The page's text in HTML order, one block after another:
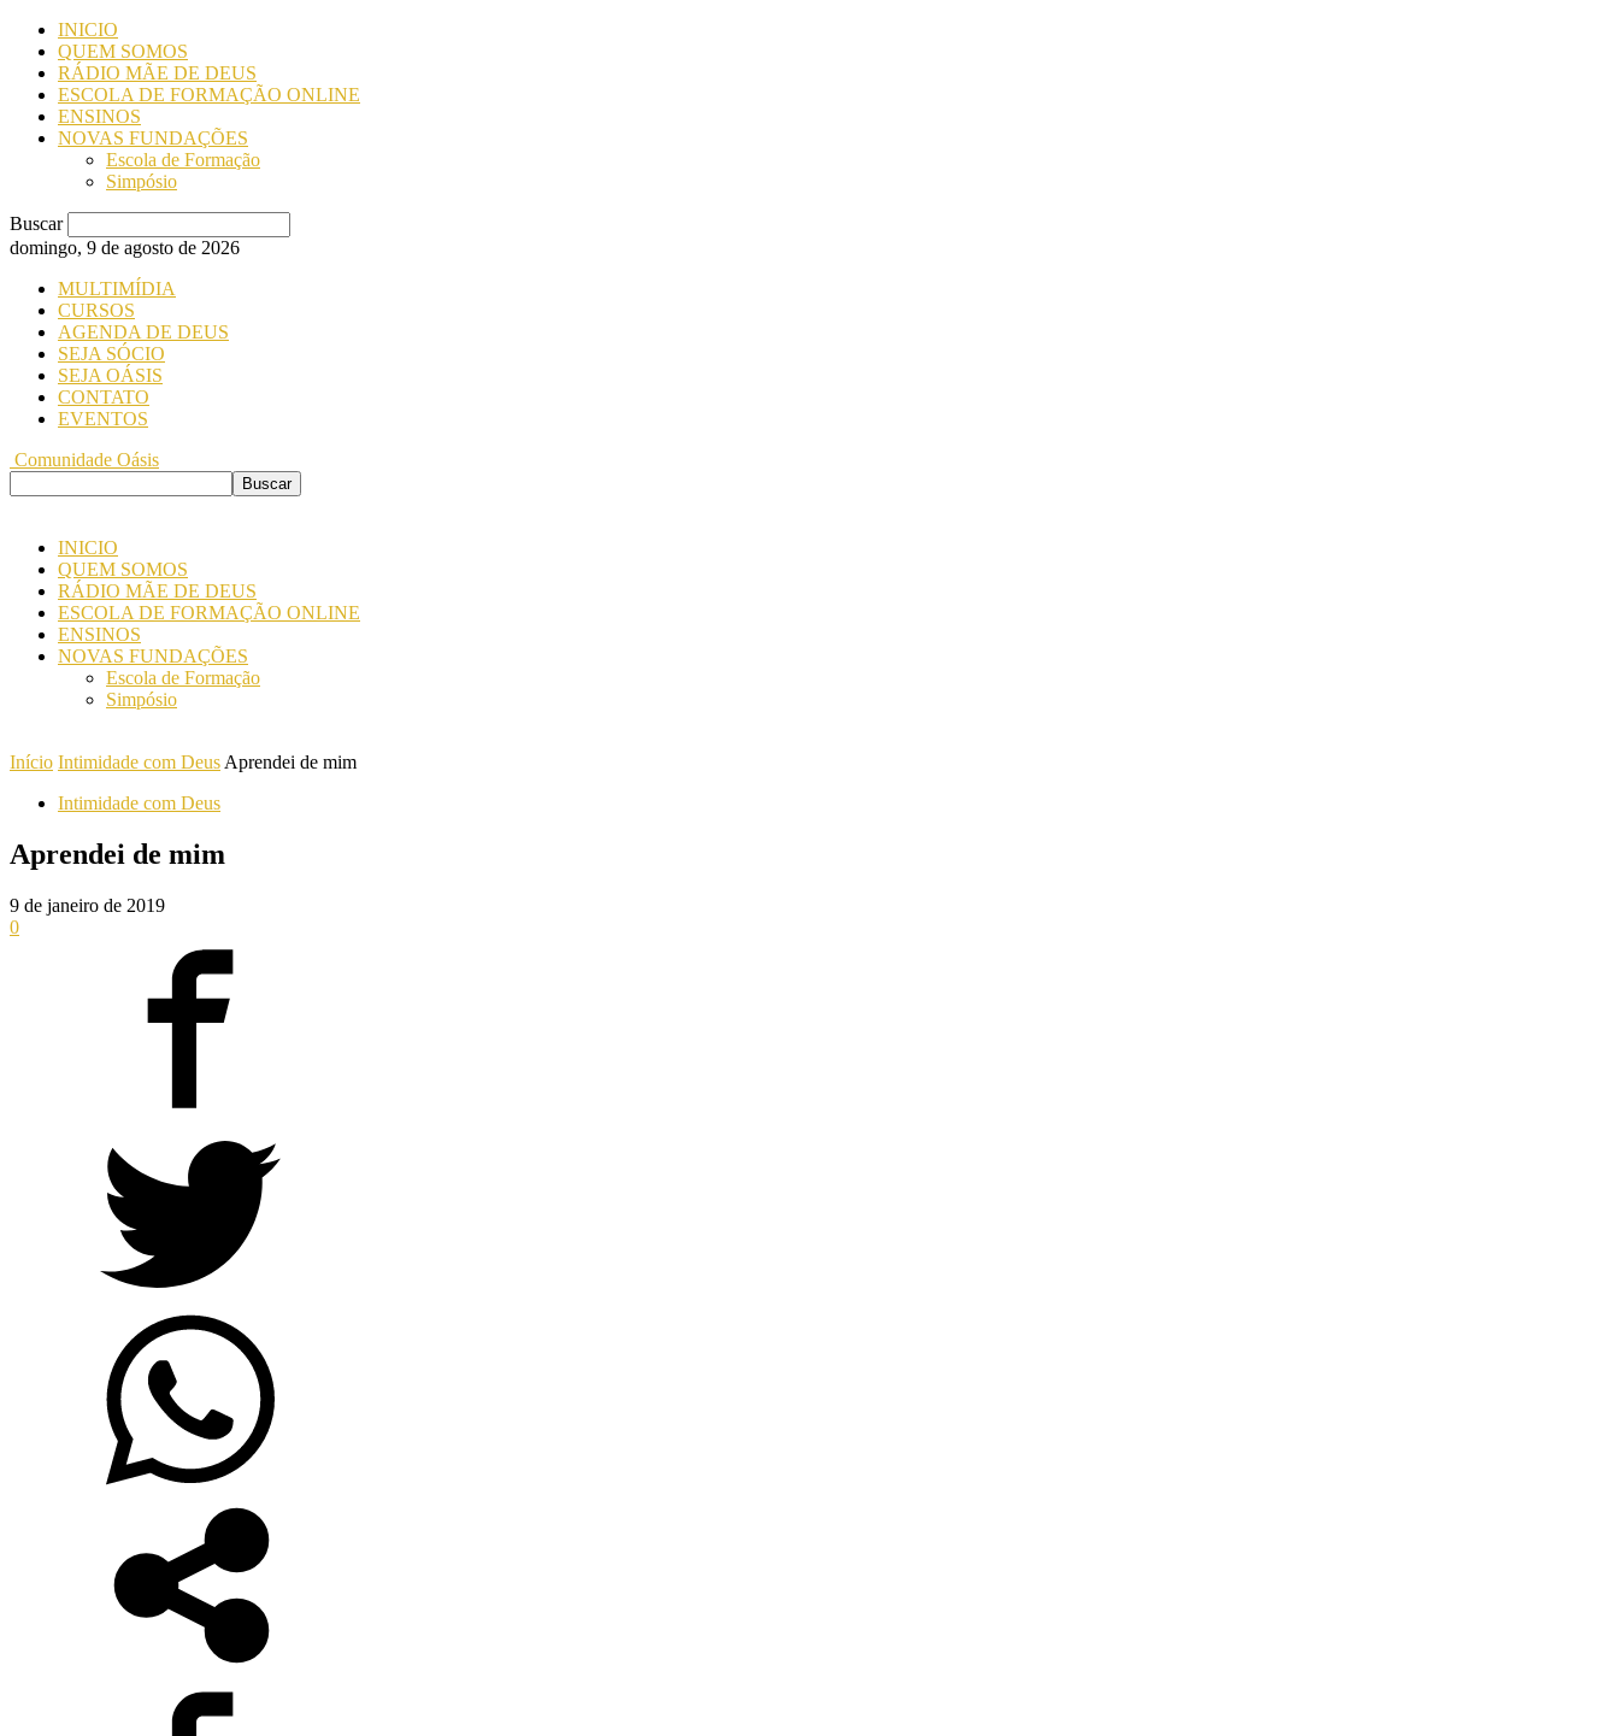
INICIO
QUEM SOMOS
RÁDIO MÃE DE DEUS
ESCOLA DE FORMAÇÃO ONLINE
ENSINOS
NOVAS FUNDAÇÕES
Escola de Formação
Simpósio
Buscar
domingo, 9 de agosto de 2026
MULTIMÍDIA
CURSOS
AGENDA DE DEUS
SEJA SÓCIO
SEJA OÁSIS
CONTATO
EVENTOS
Comunidade Oásis
INICIO
QUEM SOMOS
RÁDIO MÃE DE DEUS
ESCOLA DE FORMAÇÃO ONLINE
ENSINOS
NOVAS FUNDAÇÕES
Escola de Formação
Simpósio
Início Intimidade com Deus Aprendei de mim
Intimidade com Deus
Aprendei de mim
9 de janeiro de 2019
0